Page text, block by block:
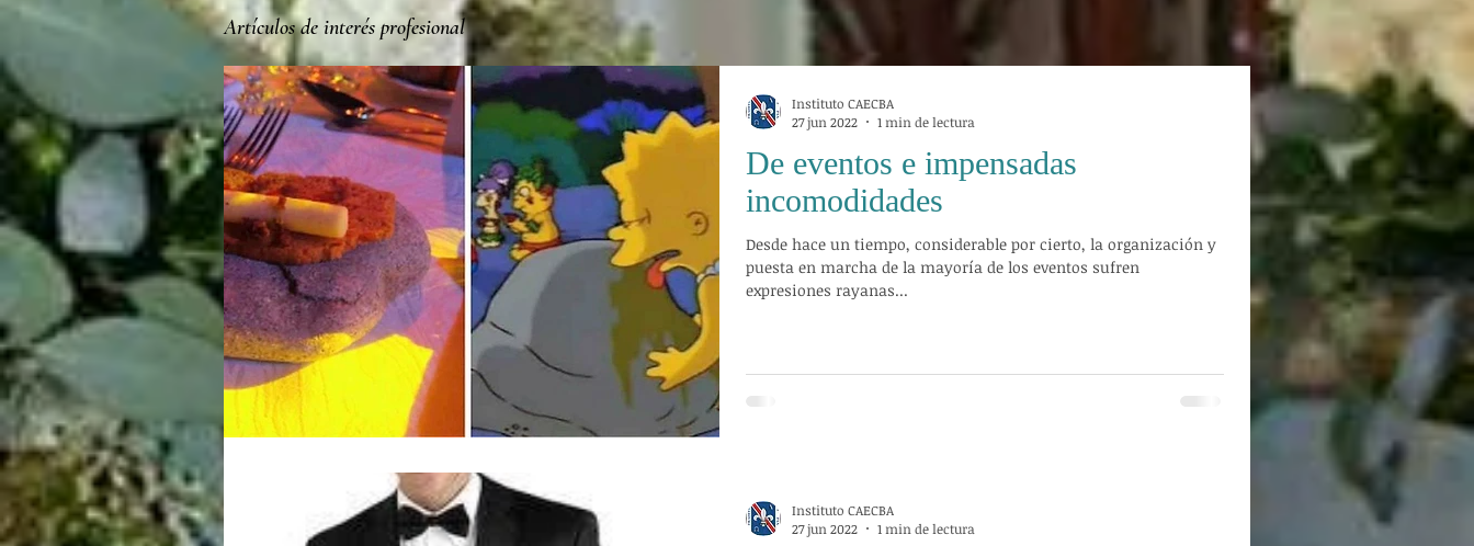
Artículos de interés profesional
De eventos e impensadas
incomodidades
Desde hace un tiempo, considerable por cierto, la organización y
puesta en marcha de la mayoría de los eventos sufren
expresiones rayanas...
Instituto CAECBA
27 jun 2022
1 min de lectura
Instituto CAECBA
27 jun 2022
1 min de lectura